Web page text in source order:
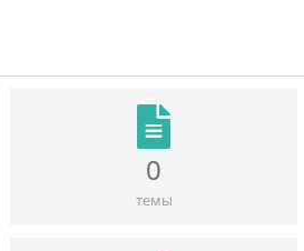
0
темы